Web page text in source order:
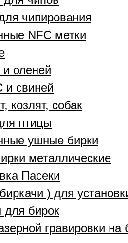
чипирования
NFC метки
оленей
свиней
козлят, собак
птицы
ушные бирки
металлические
Пасеки
) для
бирок
гравировки на